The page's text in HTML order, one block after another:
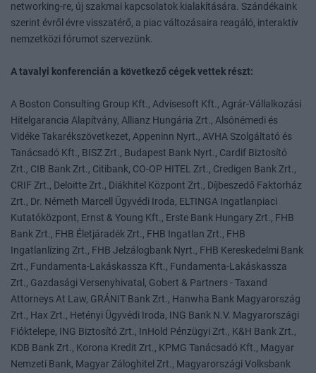
networking-re, új szakmai kapcsolatok kialakítására. Szándékaink
szerint évről évre visszatérő, a piac változásaira reagáló, interaktív
nemzetközi fórumot szervezünk.
A tavalyi konferencián a következő cégek vettek részt:
A Boston Consulting Group Kft., Advisesoft Kft., Agrár-Vállalkozási
Hitelgarancia Alapítvány, Allianz Hungária Zrt., Alsónémedi és
Vidéke Takarékszövetkezet, Appeninn Nyrt., AVHA Szolgáltató és
Tanácsadó Kft., BISZ Zrt., Budapest Bank Nyrt., Cardif Biztosító
Zrt., CIB Bank Zrt., Citibank, CO-OP HITEL Zrt., Credigen Bank Zrt.,
CRIF Zrt., Deloitte Zrt., Diákhitel Központ Zrt., Díjbeszedő Faktorház
Zrt., Dr. Németh Marcell Ügyvédi Iroda, ELTINGA Ingatlanpiaci
Kutatóközpont, Ernst & Young Kft., Erste Bank Hungary Zrt., FHB
Bank Zrt., FHB Életjáradék Zrt., FHB Ingatlan Zrt., FHB
Ingatlanlízing Zrt., FHB Jelzálogbank Nyrt., FHB Kereskedelmi Bank
Zrt., Fundamenta-Lakáskassza Kft., Fundamenta-Lakáskassza
Zrt., Gazdasági Versenyhivatal, Gobert & Partners - Taxand
Attorneys At Law, GRÁNIT Bank Zrt., Hanwha Bank Magyarország
Zrt., Hax Zrt., Hetényi Ügyvédi Iroda, ING Bank N.V. Magyarországi
Fióktelepe, ING Biztosító Zrt., InHold Pénzügyi Zrt., K&H Bank Zrt.,
KDB Bank Zrt., Korona Kredit Zrt., KPMG Tanácsadó Kft., Magyar
Nemzeti Bank, Magyar Záloghitel Zrt., Magyarországi Volksbank